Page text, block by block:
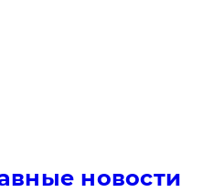
новости